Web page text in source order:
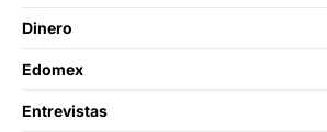
Dinero
Edomex
Entrevistas